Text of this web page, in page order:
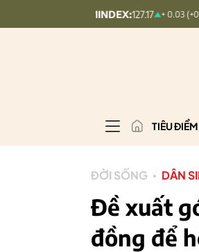
127.17 + 0.03 (+0.02%)
TIÊU ĐIỂM
ĐỜI SỐNG DÂN
Đề xuất
đồng để